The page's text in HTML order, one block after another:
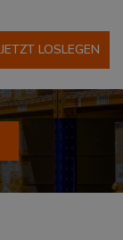
JETZT LOSLEGEN